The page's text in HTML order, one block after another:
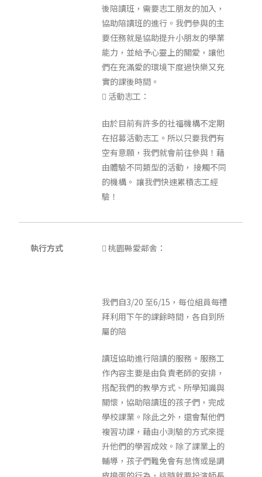
後陪讀班，需要志工朋友的加入，
協助陪讀班的進行。我們參與的主
要任務就是協助提升小朋友的學業
能力，並給予心靈上的關愛，讓他
們在充滿愛的環境下度過快樂又充
實的課後時間。
 活動志工：
由於目前有許多的社福機構不定期
在招募活動志工。所以只要我們有
空有意願，我們就會前往參與！藉
由體驗不同類型的活動， 接觸不同
的機構。 讓我們快速累積志工經
驗！
執行方式  桃園縣愛鄰舍：
我們自3/20 至6/15，每位組員每禮
拜利用下午的課餘時間，各自到所
屬的陪
讀班協助進行陪讀的服務。服務工
作內容主要是由負責老師的安排，
搭配我們的教學方式、所學知識與
關懷，協助陪讀班的孩子們，完成
學校課業。除此之外，還會幫他們
複習功課，藉由小測驗的方式來提
升他們的學習成效。除了課業上的
輔導，孩子們難免會有怠惰或是調